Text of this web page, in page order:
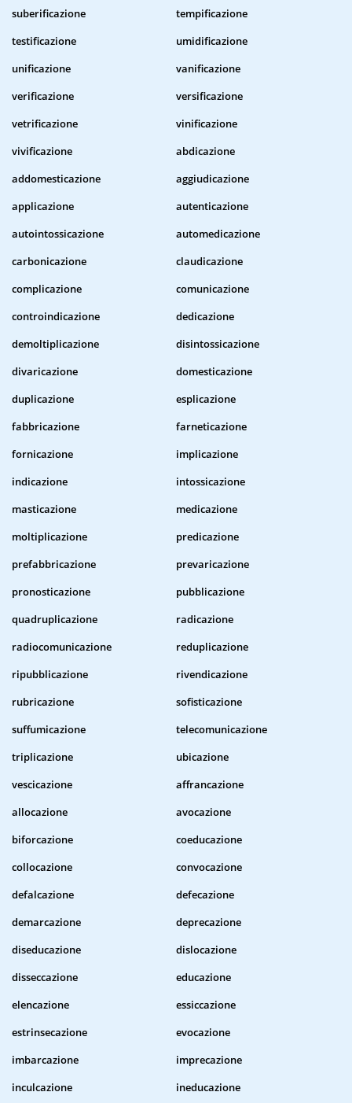
suberificazione
tempificazione
testificazione
umidificazione
unificazione
vanificazione
verificazione
versificazione
vetrificazione
vinificazione
vivificazione
abdicazione
addomesticazione
aggiudicazione
applicazione
autenticazione
autointossicazione
automedicazione
carbonicazione
claudicazione
complicazione
comunicazione
controindicazione
dedicazione
demoltiplicazione
disintossicazione
divaricazione
domesticazione
duplicazione
esplicazione
fabbricazione
farneticazione
fornicazione
implicazione
indicazione
intossicazione
masticazione
medicazione
moltiplicazione
predicazione
prefabbricazione
prevaricazione
pronosticazione
pubblicazione
quadruplicazione
radicazione
radiocomunicazione
reduplicazione
ripubblicazione
rivendicazione
rubricazione
sofisticazione
suffumicazione
telecomunicazione
triplicazione
ubicazione
vescicazione
affrancazione
allocazione
avocazione
biforcazione
coeducazione
collocazione
convocazione
defalcazione
defecazione
demarcazione
deprecazione
diseducazione
dislocazione
disseccazione
educazione
elencazione
essiccazione
estrinsecazione
evocazione
imbarcazione
imprecazione
inculcazione
ineducazione